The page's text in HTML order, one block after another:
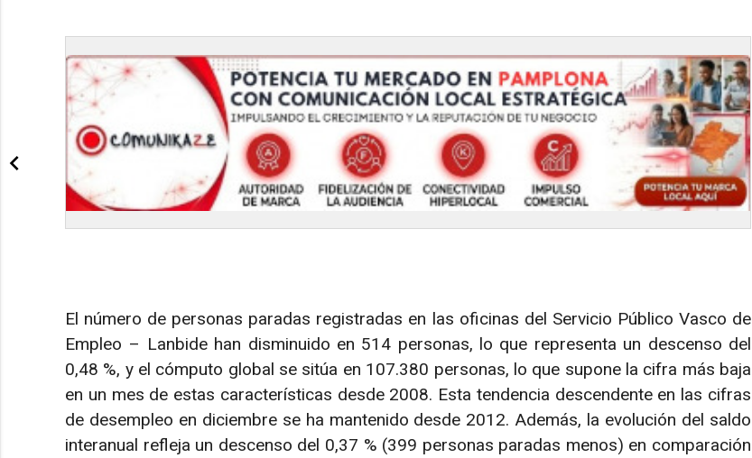
El número de personas paradas registradas en las oficinas del Servicio Público Vasco de
Empleo – Lanbide han disminuido en 514 personas, lo que representa un descenso del
0,48 %, y el cómputo global se sitúa en 107.380 personas, lo que supone la cifra más baja
en un mes de estas características desde 2008. Esta tendencia descendente en las cifras
de desempleo en diciembre se ha mantenido desde 2012. Además, la evolución del saldo
interanual refleja un descenso del 0,37 % (399 personas paradas menos) en comparación